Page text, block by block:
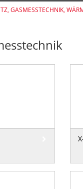
GASMESSTECHNIK,